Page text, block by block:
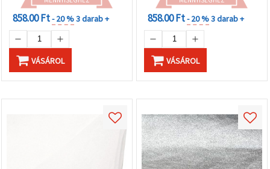
858.00 Ft- 20 %3 darab +
VÁSÁROL
858.00 Ft- 20 %3 darab +
VÁSÁROL